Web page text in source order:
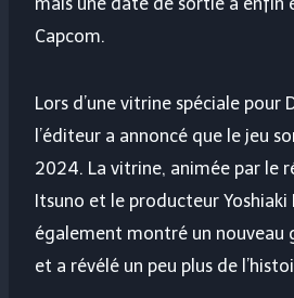
Capcom.
Lors d’une vitrine spéciale pour
l’éditeur a annoncé que le jeu
2024. La vitrine, animée par le
Itsuno et le producteur Yoshiaki
également montré un nouveau
et a révélé un peu plus de